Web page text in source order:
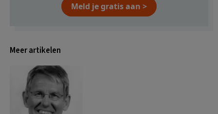
Meld je gratis aan >
Meer artikelen